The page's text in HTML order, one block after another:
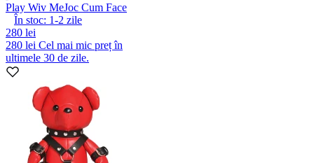
Play Wiv MeJoc Cum Face
În stoc: 1-2 zile
280 lei
280 lei Cel mai mic preț în
ultimele 30 de zile.